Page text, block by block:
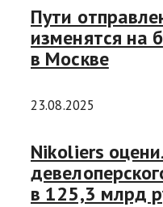
Пути
изменятся на
в Москве
23.08.2025
Nikoliers
в 125,3 млрд